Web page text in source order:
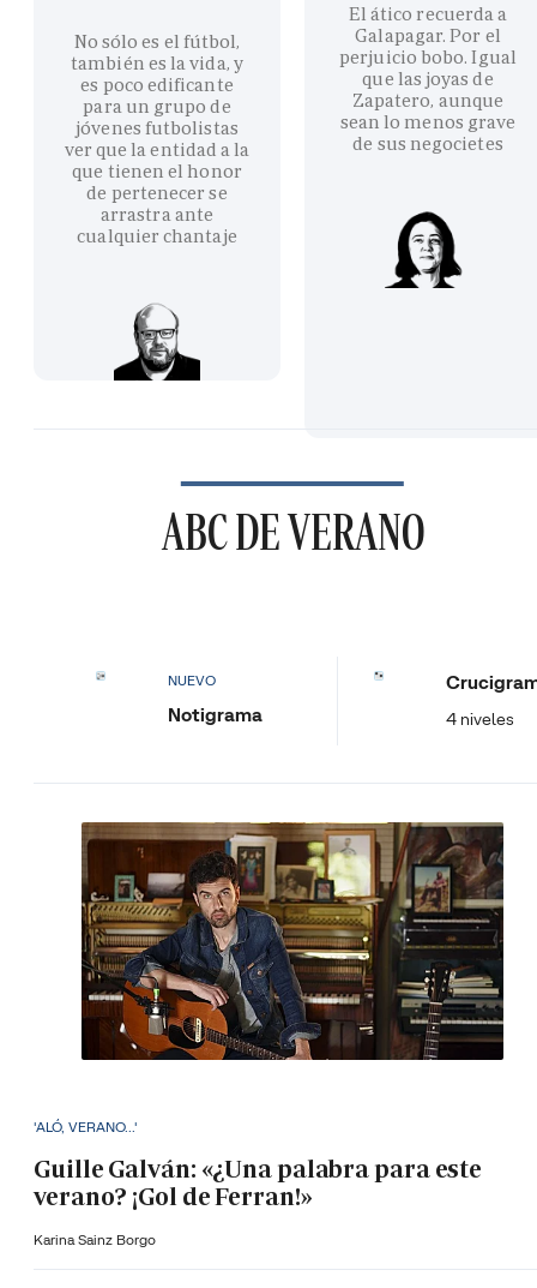
No sólo es el fútbol,
también es la vida, y
es poco edificante
para un grupo de
jóvenes futbolistas
ver que la entidad a la
que tienen el honor
de pertenecer se
arrastra ante
cualquier chantaje
El ático recuerda a
Galapagar. Por el
perjuicio bobo. Igual
que las joyas de
Zapatero, aunque
sean lo menos grave
de sus negocietes
ABC DE VERANO
NUEVO
Notigrama 4 niveles
'ALÓ, VERANO...'
Guille Galván: «¿Una palabra para este
verano? ¡Gol de Ferran!»
Karina Sainz Borgo